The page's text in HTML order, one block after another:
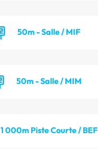
50m - Salle / MIF
50m - Salle / MIM
1 000m Piste Courte / BEF